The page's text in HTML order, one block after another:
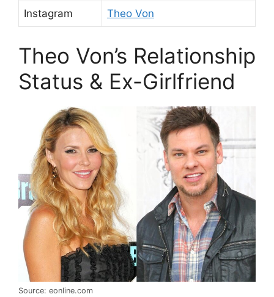
Instagram Theo Von
Theo Von’s Relationship
Status & Ex-Girlfriend
Source: eonline.com